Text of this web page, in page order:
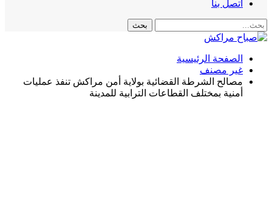
اتصل بنا
الصفحة الرئيسية
غير مصنف
مصالح الشرطة القضائية بولاية أمن مراكش تنفذ عمليات
أمنية بمختلف القطاعات الترابية للمدينة